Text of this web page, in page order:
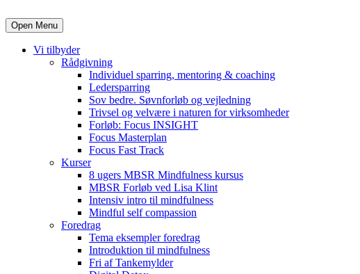
Open Menu
Vi tilbyder
Rådgivning
Individuel sparring, mentoring & coaching
Ledersparring
Sov bedre. Søvnforløb og vejledning
Trivsel og velvære i naturen for virksomheder
Forløb: Focus INSIGHT
Focus Masterplan
Focus Fast Track
Kurser
8 ugers MBSR Mindfulness kursus
MBSR Forløb ved Lisa Klint
Intensiv intro til mindfulness
Mindful self compassion
Foredrag
Tema eksempler foredrag
Introduktion til mindfulness
Fri af Tankemylder